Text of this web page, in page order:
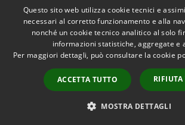
Accessibilité
Confidentialité
Gestion des cookies
Copyright
Questo sito web utilizza cookie tecnici e
necessari al corretto funzionamento e alla
nonché un cookie tecnico analitico al solo
informazioni statistiche, aggregate e
Per maggiori dettagli, può consultare la cookie
ACCETTA TUTTO RIFIUTA
MOSTRA DETTAGLI